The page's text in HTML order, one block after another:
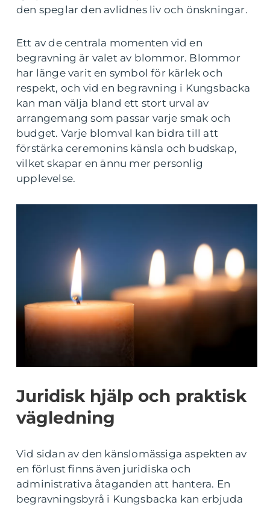
den speglar den avlidnes liv och önskningar.
Ett av de centrala momenten vid en
begravning är valet av blommor. Blommor
har länge varit en symbol för kärlek och
respekt, och vid en begravning i Kungsbacka
kan man välja bland ett stort urval av
arrangemang som passar varje smak och
budget. Varje blomval kan bidra till att
förstärka ceremonins känsla och budskap,
vilket skapar en ännu mer personlig
upplevelse.
Juridisk hjälp och praktisk
vägledning
Vid sidan av den känslomässiga aspekten av
en förlust finns även juridiska och
administrativa åtaganden att hantera. En
begravningsbyrå i Kungsbacka kan erbjuda